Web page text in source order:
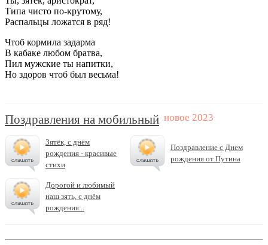
Типа чисто по-крутому,
Распальцы ложатся в ряд!
Чтоб кормила задарма
В кабаке любом братва,
Пил мужские ты напитки,
Но здоров чтоб был весьма!
Поздравления на мобильный
Зятёк, с днём
рождения - красивые
стихи
Поздравление с Днем
рождения от Путина
Дорогой и любимый
наш зять, с днём
рождения...